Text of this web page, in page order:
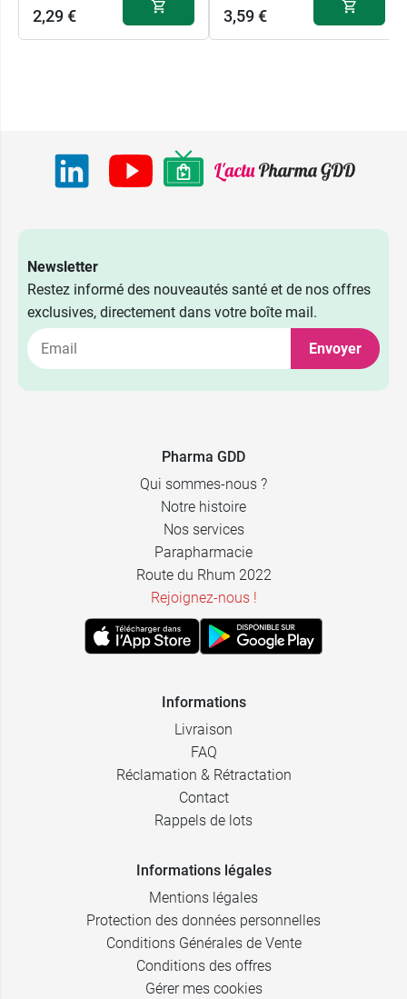
2,29 € 3,59 €
Newsletter
Restez informé des nouveautés santé et de nos offres
exclusives, directement dans votre boîte mail.
Envoyer
Pharma GDD
Qui sommes-nous ?
Notre histoire
Nos services
Parapharmacie
Route du Rhum 2022
Rejoignez-nous !
Informations
Livraison
FAQ
Réclamation & Rétractation
Contact
Rappels de lots
Informations légales
Mentions légales
Protection des données personnelles
Conditions Générales de Vente
Conditions des offres
Gérer mes cookies